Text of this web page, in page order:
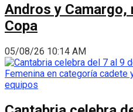
Andros y Camargo,
Copa
05/08/26 10:14 AM